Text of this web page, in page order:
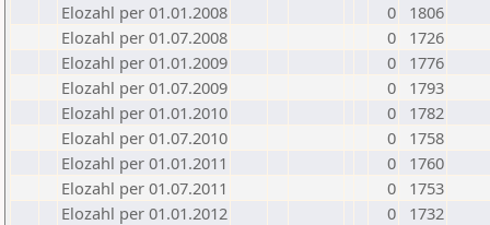
Elozahl per 01.01.2008
0
1806
Elozahl per 01.07.2008
0
1726
Elozahl per 01.01.2009
0
1776
Elozahl per 01.07.2009
0
1793
Elozahl per 01.01.2010
0
1782
Elozahl per 01.07.2010
0
1758
Elozahl per 01.01.2011
0
1760
Elozahl per 01.07.2011
0
1753
Elozahl per 01.01.2012
0
1732